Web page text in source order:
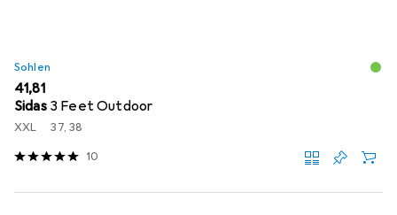
Sohlen
EUR
41,81
Sidas 3 Feet Outdoor
XXL 37, 38
10